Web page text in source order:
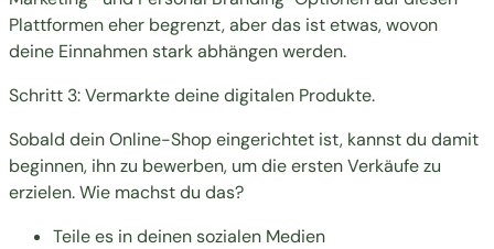
Plattformen eher begrenzt, aber das ist etwas, wovon
deine Einnahmen stark abhängen werden.
Schritt 3: Vermarkte deine digitalen Produkte.
Sobald dein Online-Shop eingerichtet ist, kannst du damit
beginnen, ihn zu bewerben, um die ersten Verkäufe zu
erzielen. Wie machst du das?
Teile es in deinen sozialen Medien